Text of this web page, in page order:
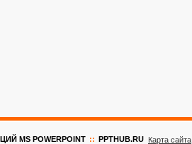
MS POWERPOINT :: PPTHUB.RU Карта сайта